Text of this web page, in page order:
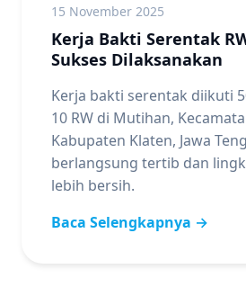
15 November 2025
Kerja Bakti Serentak
Sukses Dilaksanakan
Kerja bakti serentak diikuti
10 RW di Mutihan,
Kabupaten Klaten, Jawa
berlangsung tertib dan
lebih bersih.
Baca Selengkapnya →